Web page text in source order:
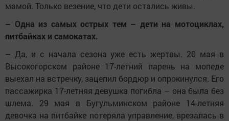
мамой. Только везение, что дети остались живы.
– Одна из самых острых тем – дети на мотоциклах,
питбайках и самокатах.
– Да, и с начала сезона уже есть жертвы. 20 мая в
Высокогорском районе 17-летний парень на мопеде
выехал на встречку, зацепил бордюр и опрокинулся. Его
пассажирка 17-летняя девушка погибла – она была без
шлема. 29 мая в Бугульминском районе 14-летняя
девочка на питбайке потеряла управление, врезалась в